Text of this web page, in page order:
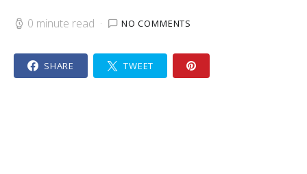
0 minute read NO COMMENTS
SHARE TWEET